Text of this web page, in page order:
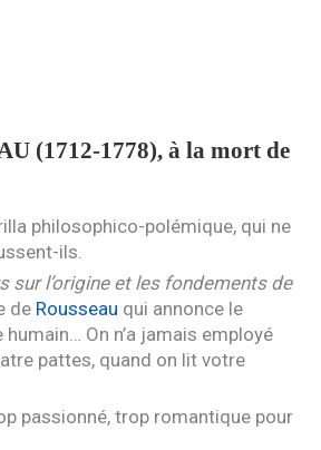
(1712-1778), à la mort de
philosophico-polémique, qui ne
ils.
sur l’origine et les fondements de
de Rousseau qui annonce le
On n’a jamais employé
pattes, quand on lit votre
passionné, trop romantique pour